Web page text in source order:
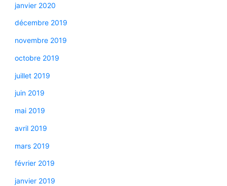
janvier 2020
décembre 2019
novembre 2019
octobre 2019
juillet 2019
juin 2019
mai 2019
avril 2019
mars 2019
février 2019
janvier 2019